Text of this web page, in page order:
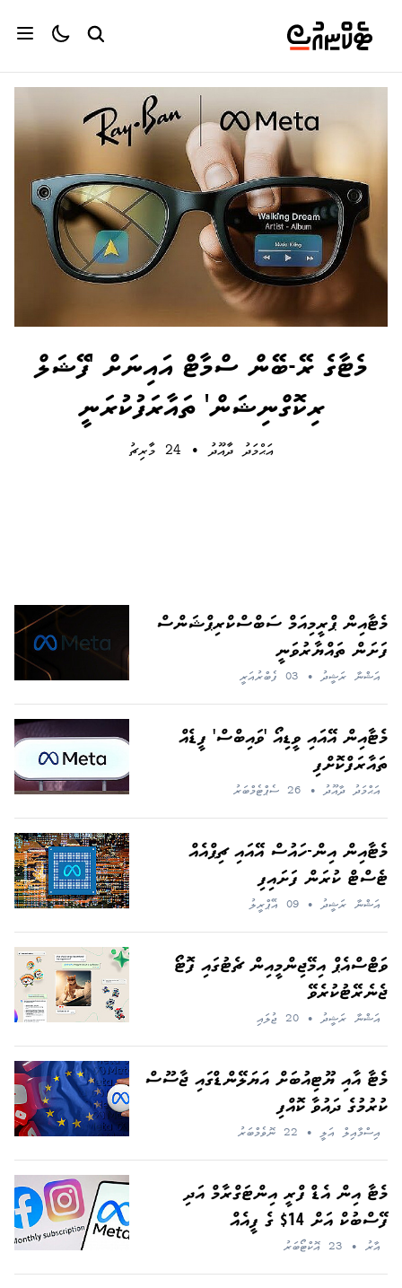
މެޓާގެ ރޭ-ބޭން ސްމާޓް އައިނަށް 'ފޭޝަލް
ރިކޮގްނިޝަން' ތައާރަފުކުރަނީ
އަޙްމަދު ދާއޫދު •
މެޓާއިން ޕްރީމިއަމް ސަބްސްކްރިޕްޝަންސް
ފަށަން ތައްޔާރުވަނީ
އަޝްނާ ރަޝީދު •
މެޓާއިން އޭއައި ވީޑިއޯ 'ވައިބްސް' ފީޑެއް
ތައާރަފްކޮށްފި
އަޙްމަދު ދާއޫދު •
މެޓާއިން އިން-ހައުސް އޭއައި ޗިޕްއެއް
ޓެސްޓް ކުރަން ފަށައިފި
އަޝްނާ ރަޝީދު •
ވަޓްސްއެޕް އިމޭޖިންމީއިން ޗެޓުގައި ފޮޓޯ
ޖެނެރޭޓުކުރެވޭ
އަޝްނާ ރަޝީދު •
މެޓާ އާއި ޔޫޓިއުބަށް އަޔަލޭންޑްގައި ޖާސޫސް
ކުރުމުގެ ދައުވާ ކޮއްފި
އިސްމާއިލް އަލީ •
މެޓާ އިން އެޑް ފްރީ އިންޓަގްރާމް އަދި
ފޭސްބުކް އަށް 14$ ގެ ފީއެއް
އާރު •